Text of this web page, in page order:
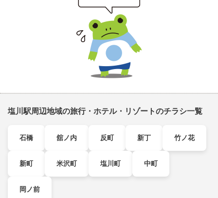
塩川駅周辺地域の旅行・ホテル・リゾートのチラシ一覧
石橋 舘ノ内 反町 新丁 竹ノ花
新町 米沢町 塩川町 中町
岡ノ前